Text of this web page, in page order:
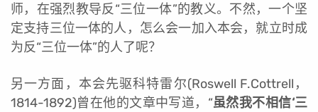
师，在强烈教导反“三位一体”的教义。不然，一个坚
定支持三位一体的人，怎么会一加入本会，就立时成
为反“三位一体”的人了呢？
另一方面，本会先驱科特雷尔(Roswell F.Cottrell，
1814-1892)曾在他的文章中写道，“虽然我不相信‘三